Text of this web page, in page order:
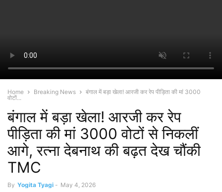
Home Breaking News
बंगाल में बड़ा खेला! आरजी कर रेप पीड़िता की मां 3000
वोटों...
बंगाल में बड़ा खेला! आरजी कर रेप
पीड़िता की मां 3000 वोटों से निकलीं
आगे, रत्ना देबनाथ की बढ़त देख चौंकी
TMC
By Yogita Tyagi - May 4, 2026